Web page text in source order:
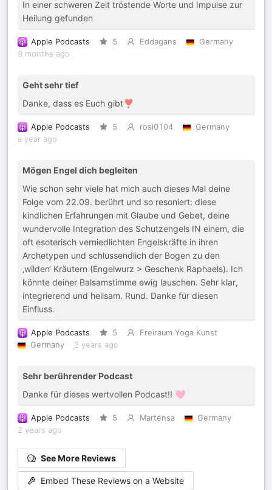
In einer schweren Zeit tröstende Worte und Impulse zur
Heilung gefunden
Apple Podcasts 5 Eddagans
Germany
9 months ago
Geht sehr tief
Danke, dass es Euch gibt❣️
Apple Podcasts 5 rosi0104
Germany
a year ago
Mögen Engel dich begleiten
Wie schon sehr viele hat mich auch dieses Mal deine
Folge vom 22.09. berührt und so resoniert: diese
kindlichen Erfahrungen mit Glaube und Gebet, deine
wundervolle Integration des Schutzengels IN einem, die
oft esoterisch verniedlichten Engelskräfte in ihren
Archetypen und schlussendlich der Bogen zu den
‚wilden‘ Kräutern (Engelwurz > Geschenk Raphaels). Ich
könnte deiner Balsamstimme ewig lauschen. Sehr klar,
integrierend und heilsam. Rund. Danke für diesen
Einfluss.
Apple Podcasts 5
Freiraum Yoga Kunst
Germany
2 years ago
Sehr berührender Podcast
Danke für dieses wertvollen Podcast!! 🩷
Apple Podcasts 5 Martensa
Germany
2 years ago
See More Reviews
Embed These Reviews on a Website